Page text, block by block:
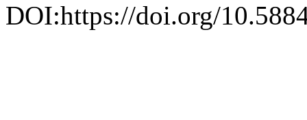
DOI:https://doi.org/